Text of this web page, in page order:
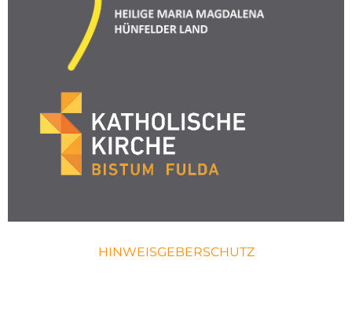
HINWEISGEBERSCHUTZ